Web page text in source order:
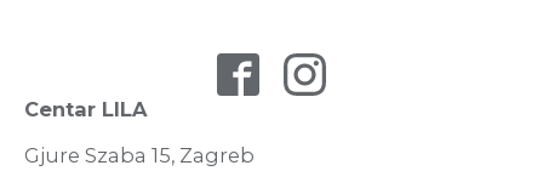
Centar LILA
Gjure Szaba 15, Zagreb